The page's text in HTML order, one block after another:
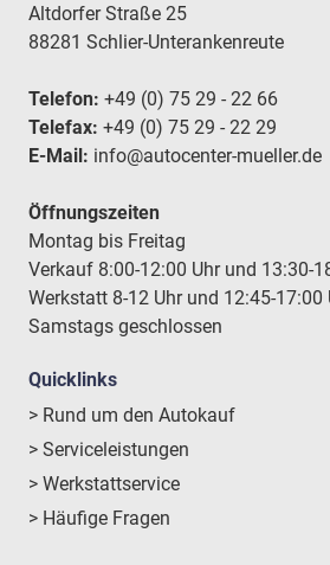
Altdorfer Straße 25
88281 Schlier-Unterankenreute
Telefon: +49 (0) 75 29 - 22 66
Telefax: +49 (0) 75 29 - 22 29
E-Mail: info@autocenter-mueller.de
Öffnungszeiten
Montag bis Freitag
Verkauf 8:00-12:00 Uhr und 13:30-
Werkstatt 8-12 Uhr und 12:45-17:00
Samstags geschlossen
Quicklinks
> Rund um den Autokauf
> Serviceleistungen
> Werkstattservice
> Häufige Fragen